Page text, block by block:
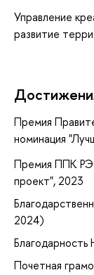
Управление
развитие
Премия
номинация
Премия ППК
проект", 2023
2024)
Почетная